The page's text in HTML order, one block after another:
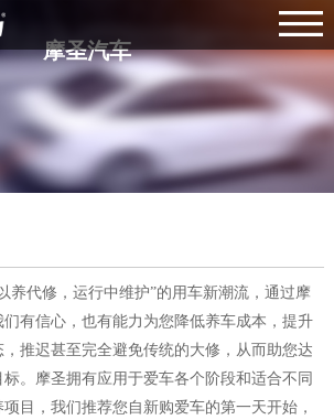
摩圣汽车
养代修，运行中维护”的用车新潮流，通过摩
有信心，也有能力为您降低养车成本，提升
推迟甚至完全避免传统的大修，从而助您达
。摩圣拥有应用于爱车各个阶段和适合不同
目，我们推荐您自新购爱车的第一天开始，